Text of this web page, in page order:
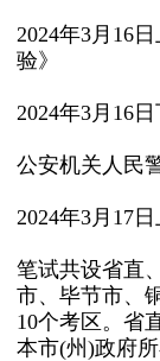
2024年3月16
验》
2024年3月16
公安机关人民
2024年3月17
笔试共设省直
市、毕节市、
10个考区。省
本市(州)政府